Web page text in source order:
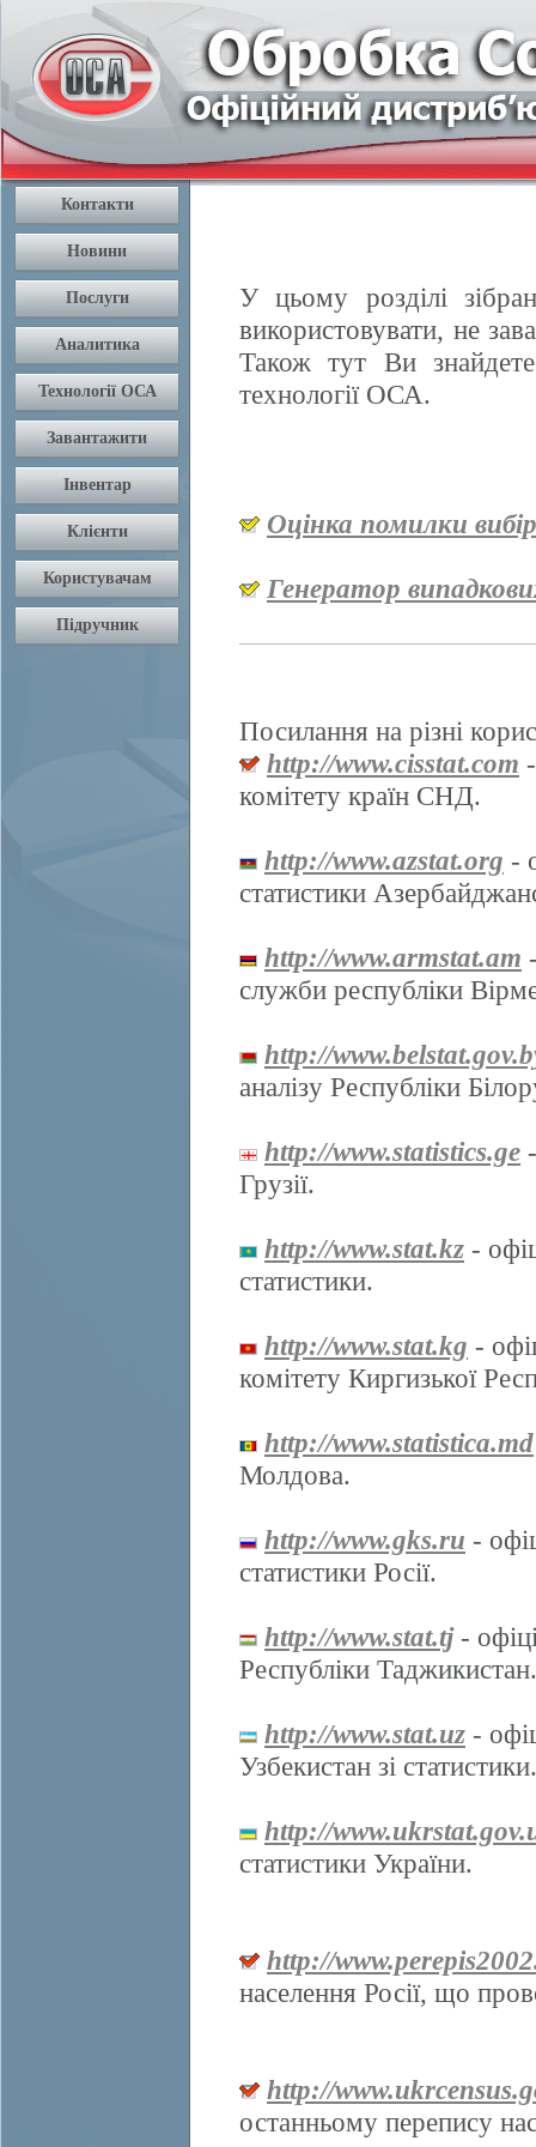
У цьому розділі
використовувати, не
Також тут Ви
технології ОСА.
Оцінка помилки
Генератор
Посилання на різні
http://www.cisstat.com
комітету країн СНД.
http://www.azstat.org -
статистики
http://www.armstat.am
служби республіки
http://
аналізу Республіки
http://www.statistics.ge
Грузії.
http://www.stat.kz -
статистики.
http://www.stat.kg -
комітету Киргизької
http://www.statistica.md
Молдова.
http://www.gks.ru -
статистики Росії.
http://www.stat.tj-
Республіки Таджикистан.
http://www.stat.uz -
Узбекистан зі статистики.
http://
статистики України.
http://
населення Росії, що
http://
останньому перепису